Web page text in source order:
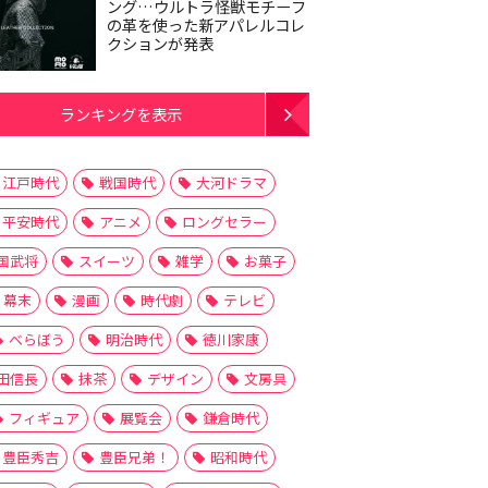
ング…ウルトラ怪獣モチーフ
の革を使った新アパレルコレ
クションが発表
ランキングを表示
江戸時代 戦国時代
大河ドラマ
平安時代
アニメ
ロングセラー
武将
スイーツ 雑学
お菓子
幕末
漫画 時代劇
テレビ
べらぼう
明治時代
徳川家康
信長
抹茶 デザイン
文房具
フィギュア
展覧会
鎌倉時代
豊臣秀吉
豊臣兄弟！
昭和時代